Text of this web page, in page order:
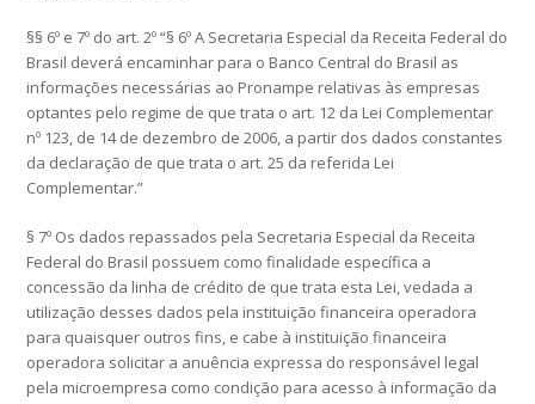
§§ 6º e 7º do art. 2º “§ 6º A Secretaria Especial da Receita Federal do
Brasil deverá encaminhar para o Banco Central do Brasil as
informações necessárias ao Pronampe relativas às empresas
optantes pelo regime de que trata o art. 12 da Lei Complementar
nº 123, de 14 de dezembro de 2006, a partir dos dados constantes
da declaração de que trata o art. 25 da referida Lei
Complementar.”
§ 7º Os dados repassados pela Secretaria Especial da Receita
Federal do Brasil possuem como finalidade específica a
concessão da linha de crédito de que trata esta Lei, vedada a
utilização desses dados pela instituição financeira operadora
para quaisquer outros fins, e cabe à instituição financeira
operadora solicitar a anuência expressa do responsável legal
pela microempresa como condição para acesso à informação da